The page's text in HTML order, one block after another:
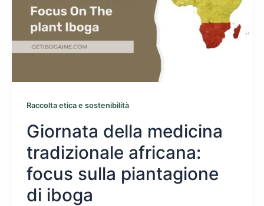
Raccolta etica e sostenibilità
Giornata della medicina
tradizionale africana:
focus sulla piantagione
di iboga